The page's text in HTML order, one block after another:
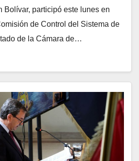
Bolívar, participó este lunes en
de Control del Sistema de
de la Cámara de…